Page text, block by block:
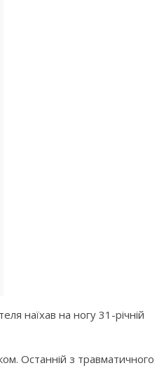
наїхав на ногу 31-річній
Останній з травматичного